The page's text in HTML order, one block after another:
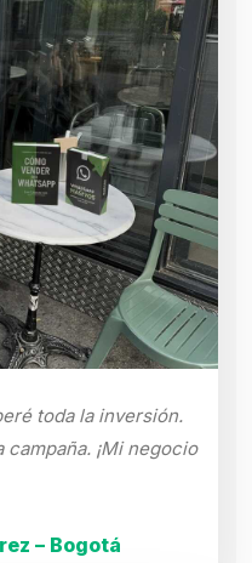
toda la inversión.
¡Mi negocio
– Bogotá